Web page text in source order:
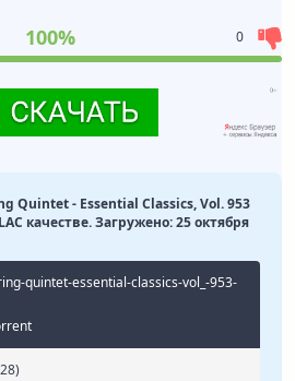
100% 0
Quintet - Essential Classics, Vol. 953
качестве. Загружено: 25 октября
quintet-essential-classics-vol_-953-